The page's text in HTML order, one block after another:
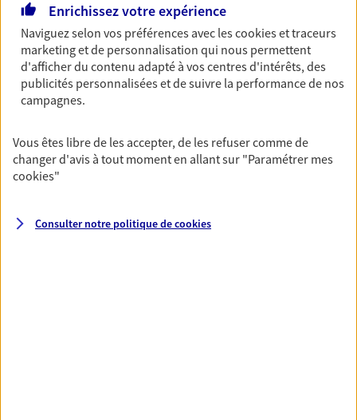
Découvrir l'offre Retraite
Prévoyance
Pour un avenir serein, assurez-vous avec notre
d'accident ou de maladie en optant pour les
garanties incapacité temporaire totale de travail,
invalidité ou de décès.
Enrichissez votre expérience
Naviguez selon vos préférences avec lescookies et traceurs
marketing et de personnalisation qui nous permettent
d'afficher du contenu adapté à vos centres d'intérêts, des
publicités personnalisées et de suivre la performance de nos
campagnes.
Vous êtes libre de les accepter, de les refuser comme de
changer d'avis à tout moment en allant sur "Paramétrer mes
cookies"
Consulter notre politique decookies